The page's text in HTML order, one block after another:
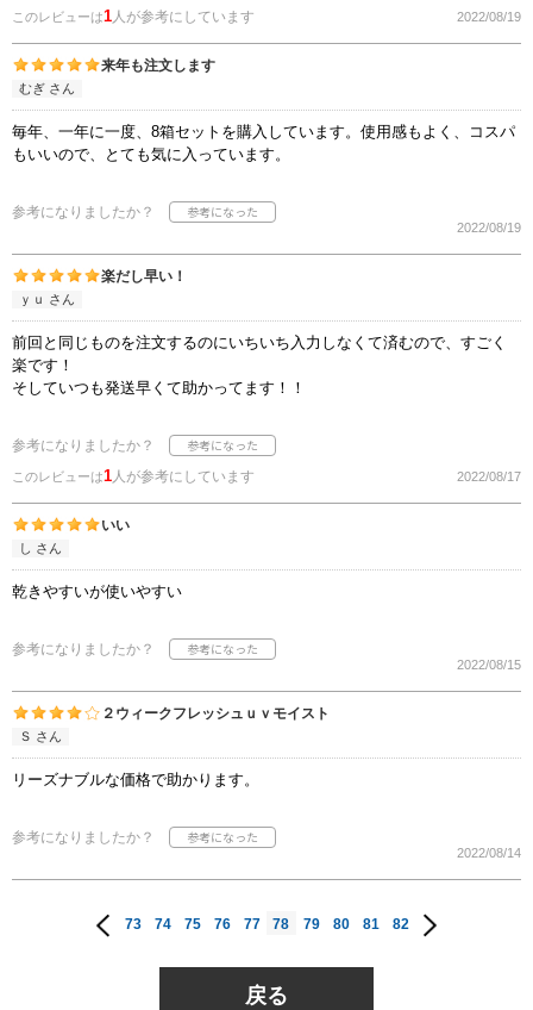
このレビューは1人が参考にしています 2022/08/19
来年も注文します
むぎ さん
毎年、一年に一度、8箱セットを購入しています。使用感もよく、コスパ
もいいので、とても気に入っています。
参考になりましたか？
2022/08/19
楽だし早い！
ｙｕ さん
前回と同じものを注文するのにいちいち入力しなくて済むので、すごく
楽です！
そしていつも発送早くて助かってます！！
参考になりましたか？
このレビューは1人が参考にしています 2022/08/17
いい
し さん
乾きやすいが使いやすい
参考になりましたか？
2022/08/15
２ウィークフレッシュｕｖモイスト
Ｓ さん
リーズナブルな価格で助かります。
参考になりましたか？
2022/08/14
73 74 75 76 77 78 79 80 81 82
戻る